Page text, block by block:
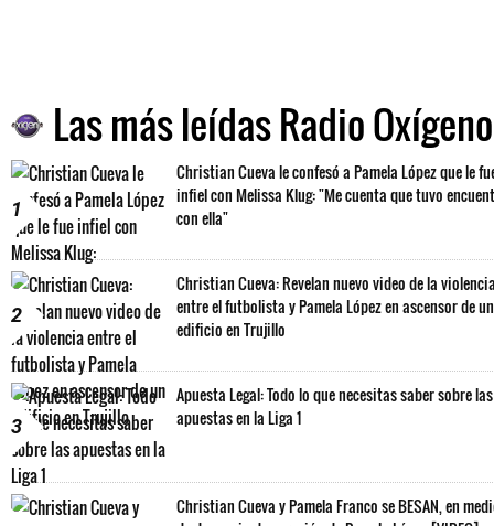
Las más leídas Radio Oxígeno
1
Christian Cueva le confesó a Pamela López que le
infiel con Melissa Klug: "Me cuenta que tuvo
con ella"
2
Christian Cueva: Revelan nuevo video de la
entre el futbolista y Pamela López en ascensor de un
edificio en Trujillo
3
Apuesta Legal: Todo lo que necesitas saber sobre las
apuestas en la Liga 1
Christian Cueva y Pamela Franco se BESAN, en